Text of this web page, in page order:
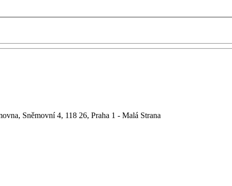
Sněmovní 4, 118 26, Praha 1 - Malá Strana